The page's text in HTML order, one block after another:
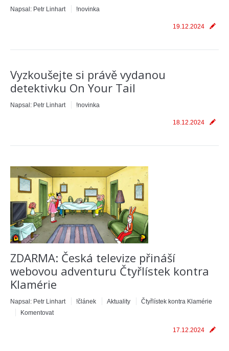
Napsal: Petr Linhart !novinka
19.12.2024
Vyzkoušejte si právě vydanou
detektivku On Your Tail
Napsal: Petr Linhart !novinka
18.12.2024
ZDARMA: Česká televize přináší
webovou adventuru Čtyřlístek kontra
Klamérie
Napsal: Petr Linhart !článek Aktuality
Čtyřlístek kontra Klamérie
Komentovat
17.12.2024